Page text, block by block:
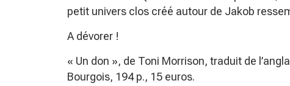
petit univers clos créé autour de Jakob
A dévorer !
« Un don », de Toni Morrison, traduit de
Bourgois, 194 p., 15 euros.